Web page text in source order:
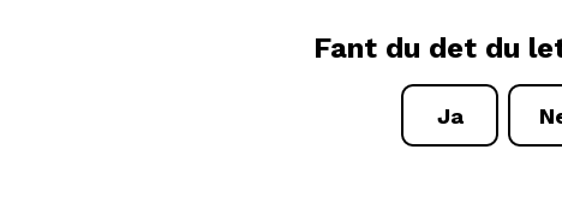
Fant du det du
Ja